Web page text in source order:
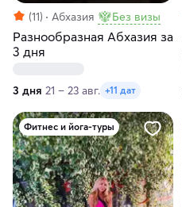
(11) Абхазия Без визы
Разнообразная Абхазия за
3 дня
3 дня 21 – 23 авг. +11 дат
Фитнес и йога-туры